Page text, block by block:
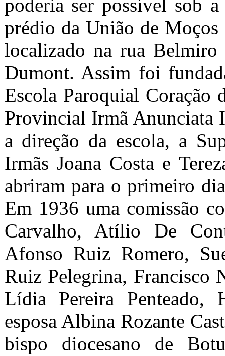
poderia ser possível sob
prédio da União de Moços
localizado na rua Belmiro
Dumont. Assim foi
Escola Paroquial Coração
Provincial Irmã Anunciata
a direção da escola, a
Irmãs Joana Costa e
abriram para o primeiro
Em 1936 uma comissão
Carvalho, Atílio De
Afonso Ruiz Romero,
Ruiz Pelegrina, Francisco
Lídia Pereira Penteado,
esposa Albina Rozante
bispo diocesano de